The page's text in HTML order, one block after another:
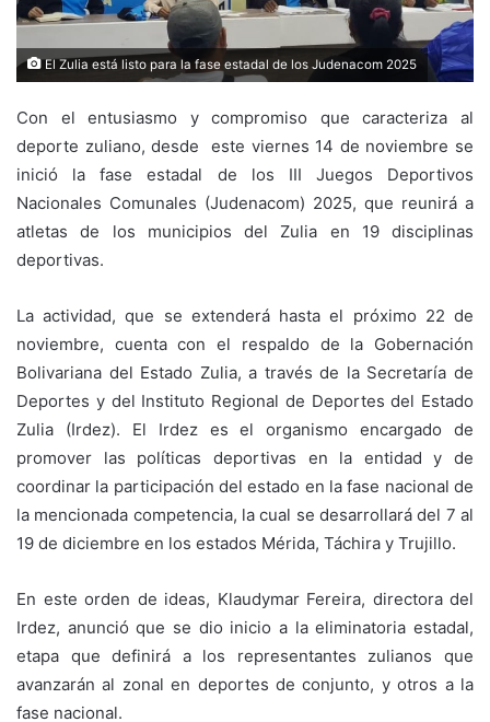
El Zulia está listo para la fase estadal de los Judenacom 2025
Con el entusiasmo y compromiso que caracteriza al
deporte zuliano, desde este viernes 14 de noviembre se
inició la fase estadal de los III Juegos Deportivos
Nacionales Comunales (Judenacom) 2025, que reunirá a
atletas de los municipios del Zulia en 19 disciplinas
deportivas.
La actividad, que se extenderá hasta el próximo 22 de
noviembre, cuenta con el respaldo de la Gobernación
Bolivariana del Estado Zulia, a través de la Secretaría de
Deportes y del Instituto Regional de Deportes del Estado
Zulia (Irdez). El Irdez es el organismo encargado de
promover las políticas deportivas en la entidad y de
coordinar la participación del estado en la fase nacional de
la mencionada competencia, la cual se desarrollará del 7 al
19 de diciembre en los estados Mérida, Táchira y Trujillo.
En este orden de ideas, Klaudymar Fereira, directora del
Irdez, anunció que se dio inicio a la eliminatoria estadal,
etapa que definirá a los representantes zulianos que
avanzarán al zonal en deportes de conjunto, y otros a la
fase nacional.